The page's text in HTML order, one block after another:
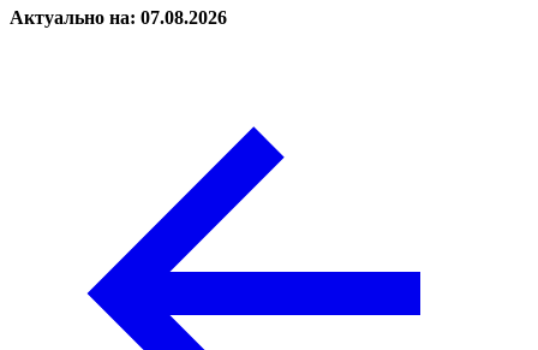
Актуально на: 07.08.2026